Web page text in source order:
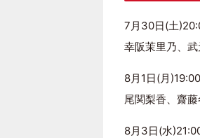
7月30日(土
幸阪茉里乃、
8月1日(月
尾関梨香、齋
8月3日(水